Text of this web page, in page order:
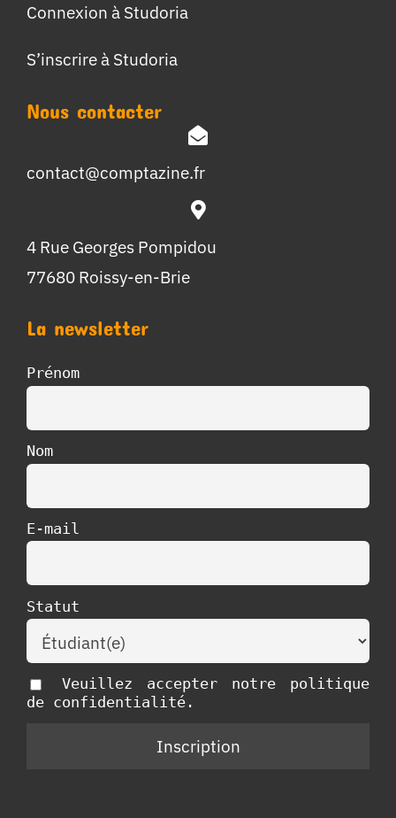
Connexion à Studoria
S’inscrire à Studoria
Nous contacter
contact@comptazine.fr
4 Rue Georges Pompidou
77680 Roissy-en-Brie
La newsletter
Prénom
Nom
E-mail
Statut
Veuillez accepter notre politique
de confidentialité.